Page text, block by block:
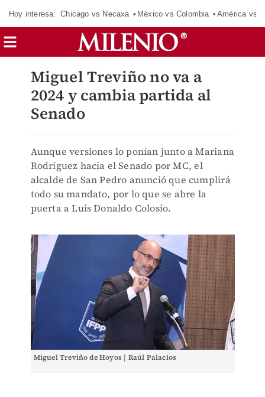
Hoy interesa: Chicago vs Necaxa México vs Colombia América vs
Miguel Treviño no va a
2024 y cambia partida al
Senado
Aunque versiones lo ponían junto a Mariana
Rodríguez hacia el Senado por MC, el
alcalde de San Pedro anunció que cumplirá
todo su mandato, por lo que se abre la
puerta a Luis Donaldo Colosio.
Miguel Treviño de Hoyos | Raúl Palacios